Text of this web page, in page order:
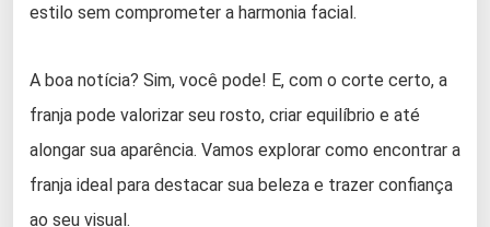
estilo sem comprometer a harmonia facial.
A boa notícia? Sim, você pode! E, com o corte certo, a
franja pode valorizar seu rosto, criar equilíbrio e até
alongar sua aparência. Vamos explorar como encontrar a
franja ideal para destacar sua beleza e trazer confiança
ao seu visual.